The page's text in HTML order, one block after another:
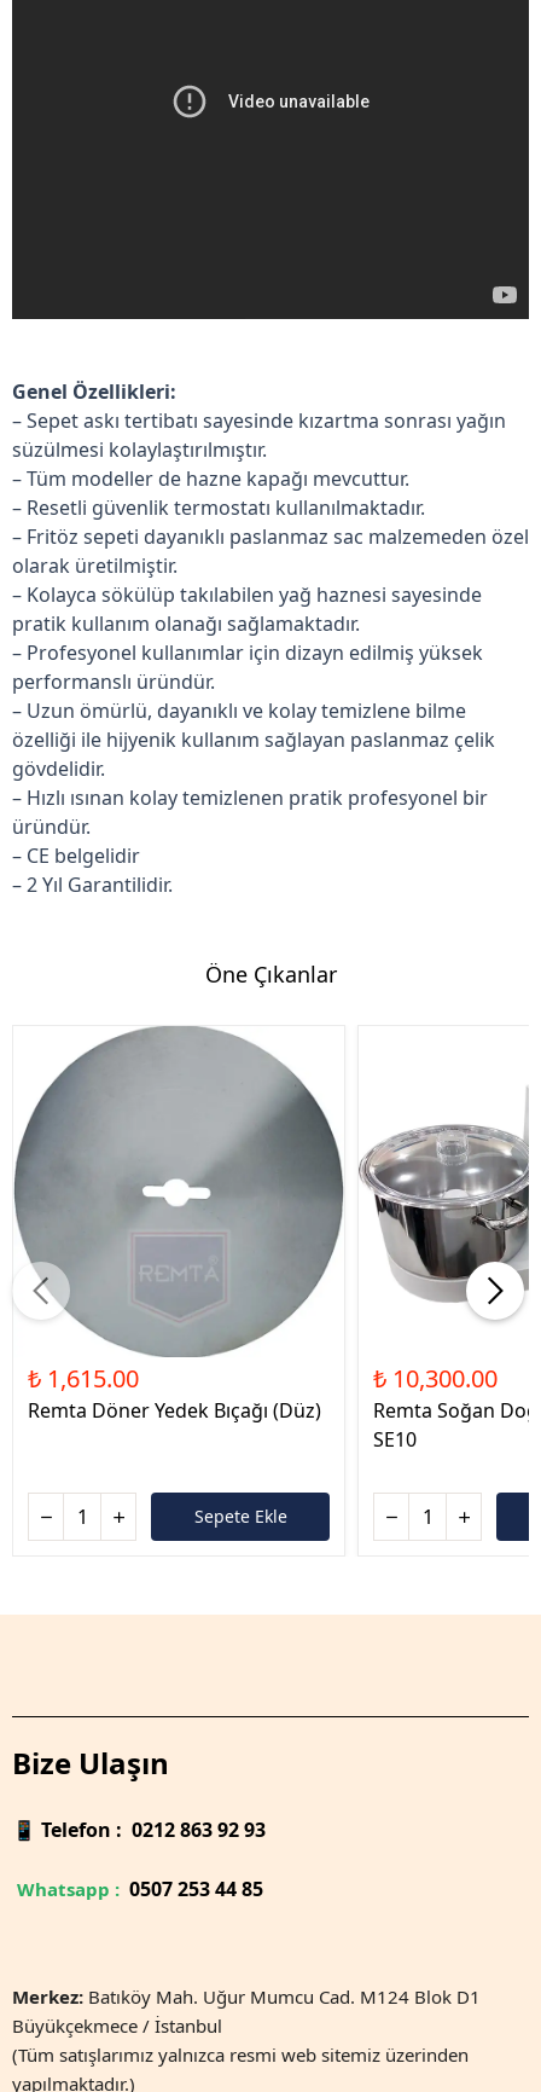
Genel Özellikleri:
– Sepet askı tertibatı sayesinde kızartma sonrası yağın
süzülmesi kolaylaştırılmıştır.
– Tüm modeller de hazne kapağı mevcuttur.
– Resetli güvenlik termostatı kullanılmaktadır.
– Fritöz sepeti dayanıklı paslanmaz sac malzemeden özel
olarak üretilmiştir.
– Kolayca sökülüp takılabilen yağ haznesi sayesinde
pratik kullanım olanağı sağlamaktadır.
– Profesyonel kullanımlar için dizayn edilmiş yüksek
performanslı üründür.
– Uzun ömürlü, dayanıklı ve kolay temizlene bilme
özelliği ile hijyenik kullanım sağlayan paslanmaz çelik
gövdelidir.
– Hızlı ısınan kolay temizlenen pratik profesyonel bir
üründür.
– CE belgelidir
– 2 Yıl Garantilidir.
Öne Çıkanlar
₺ 1,615.00
Remta Döner Yedek Bıçağı (Düz)
Sepete Ekle
₺ 10,300.00
Remta Soğan
SE10
Bize Ulaşın
📱 Telefon : 0212 863 92 93
Whatsapp : 0507 253 44 85
Merkez: Batıköy Mah. Uğur Mumcu Cad. M124 Blok D1
Büyükçekmece / İstanbul
(Tüm satışlarımız yalnızca resmi web sitemiz üzerinden
yapılmaktadır.)